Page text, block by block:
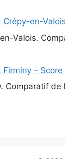
en-
Valois.
– Score
Comparatif